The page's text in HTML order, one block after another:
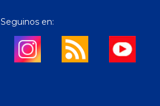
Seguinos en: